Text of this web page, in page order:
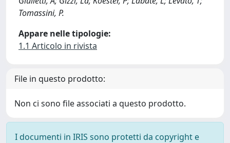
Tomassini, P.
Appare nelle tipologie:
1.1 Articolo in rivista
File in questo prodotto:
Non ci sono file associati a questo prodotto.
I documenti in IRIS sono protetti da copyright e